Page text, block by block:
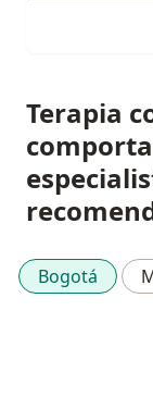
Terapia
Bogotá